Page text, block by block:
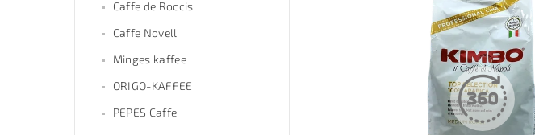
Caffe de Roccis
Caffe Novell
Minges kaffee
ORIGO-KAFFEE
PEPES Caffe